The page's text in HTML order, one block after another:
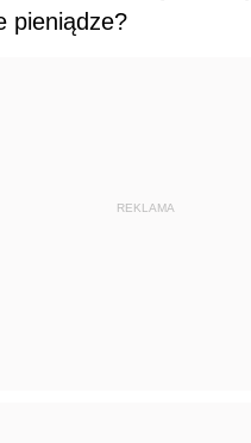
pieniądze?
REKLAMA